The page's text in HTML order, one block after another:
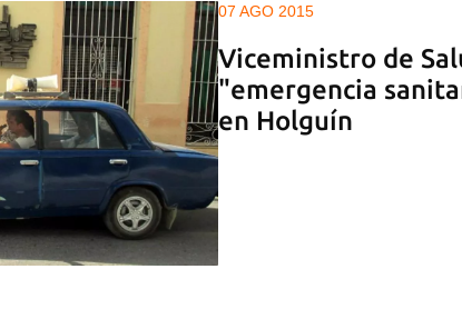
07 AGO 2015
Viceministro de
"emergencia
en Holguín